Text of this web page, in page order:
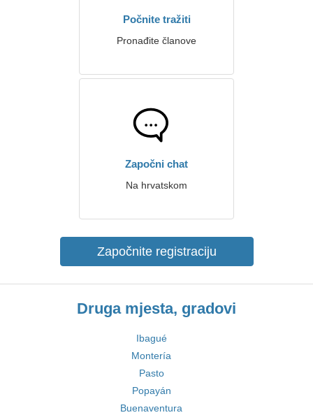
Počnite tražiti
Pronađite članove
Započni chat
Na hrvatskom
Započnite registraciju
Druga mjesta, gradovi
Ibagué
Montería
Pasto
Popayán
Buenaventura